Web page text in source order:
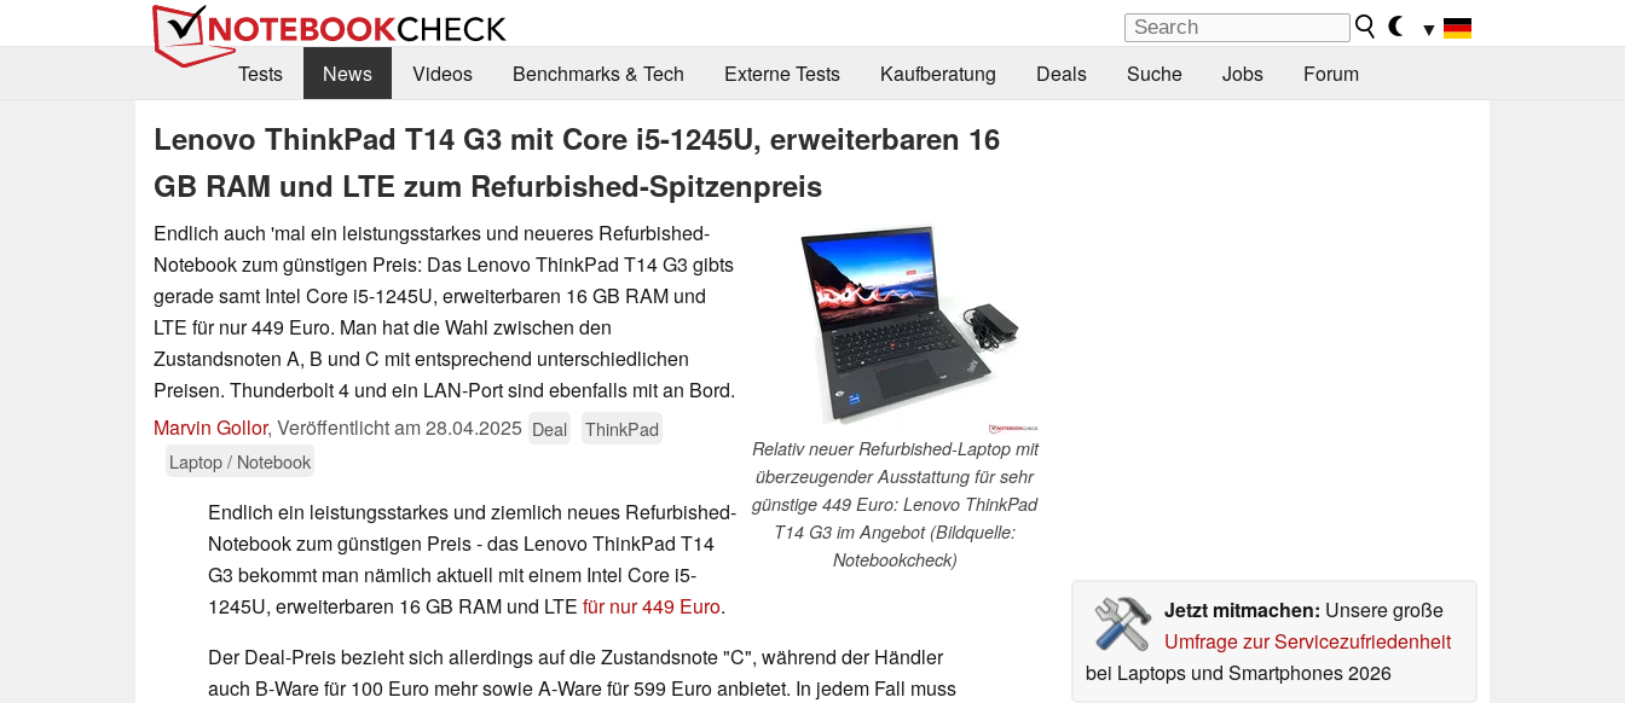
▼
Tests
News Videos Benchmarks & Tech Externe Tests Kaufberatung Deals Suche Jobs Forum
Lenovo ThinkPad T14 G3 mit Core i5-1245U, erweiterbaren 16
GB RAM und LTE zum Refurbished-Spitzenpreis
Relativ neuer Refurbished-Laptop mit
überzeugender Ausstattung für sehr
günstige 449 Euro: Lenovo ThinkPad
T14 G3 im Angebot (Bildquelle:
Notebookcheck)
Endlich auch 'mal ein leistungsstarkes und neueres Refurbished-
Notebook zum günstigen Preis: Das Lenovo ThinkPad T14 G3 gibts
gerade samt Intel Core i5-1245U, erweiterbaren 16 GB RAM und
LTE für nur 449 Euro. Man hat die Wahl zwischen den
Zustandsnoten A, B und C mit entsprechend unterschiedlichen
Preisen. Thunderbolt 4 und ein LAN-Port sind ebenfalls mit an Bord.
Marvin Gollor, Veröffentlicht am28.04.2025 Deal
ThinkPad
Laptop / Notebook
Jetzt mitmachen: Unsere große
Umfrage zur Servicezufriedenheit
bei Laptops und Smartphones 2026
Endlich ein leistungsstarkes und ziemlich neues Refurbished-
Notebook zum günstigen Preis - das Lenovo ThinkPad T14
G3 bekommt man nämlich aktuell mit einem Intel Core i5-
1245U, erweiterbaren 16 GB RAM und LTE für nur 449 Euro.
Der Deal-Preis bezieht sich allerdings auf die Zustandsnote "C", während der Händler
auch B-Ware für 100 Euro mehr sowie A-Ware für 599 Euro anbietet. In jedem Fall muss